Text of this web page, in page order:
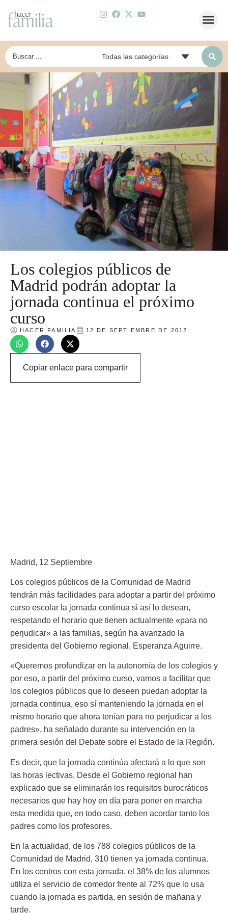
Los colegios públicos de
Madrid podrán adoptar la
jornada continua el próximo
curso
HACER FAMILIA 12 DE SEPTIEMBRE DE 2012
Copiar enlace para compartir
Madrid, 12 Septiembre
Los colegios públicos de la Comunidad de Madrid
tendrán más facilidades para adoptar a partir del próximo
curso escolar la jornada continua si así lo desean,
respetando el horario que tienen actualmente «para no
perjudicar» a las familias, según ha avanzado la
presidenta del Gobierno regional, Esperanza Aguirre.
«Queremos profundizar en la autonomía de los colegios y
por eso, a partir del próximo curso, vamos a facilitar que
los colegios públicos que lo deseen puedan adoptar la
jornada continua, eso sí manteniendo la jornada en el
mismo horario que ahora tenían para no perjudicar a los
padres», ha señalado durante su intervención en la
primera sesión del Debate sobre el Estado de la Región.
Es decir, que la jornada continúa afectará a lo que son
las horas lectivas. Desde el Gobierno regional han
explicado que se eliminarán los requisitos burocráticos
necesarios que hay hoy en día para poner en marcha
esta medida que, en todo caso, deben acordar tanto los
padres como los profesores.
En la actualidad, de los 788 colegios públicos de la
Comunidad de Madrid, 310 tienen ya jornada continua.
En los centros con esta jornada, el 38% de los alumnos
utiliza el servicio de comedor frente al 72% que lo usa
cuando la jornada es partida, en sesión de mañana y
tarde.